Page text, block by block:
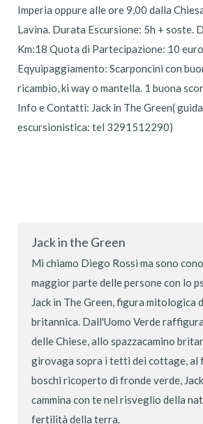
Imperia oppure alle ore 9,00 dalla
Lavina. Durata Escursione: 5h + soste.
Km:18 Quota di Partecipazione: 10
Eqyuipaggiamento: Scarponcini con
ricambio, ki way o mantella. 1 buona
Info e Contatti: Jack in The Green(
escursionistica: tel 3291512290)
Jack in the Green
Mi chiamo Diego Rossi ma sono
maggior parte delle persone con lo
Jack in The Green, figura mitologica
britannica. Dall'Uomo Verde
delle Chiese, allo spazzacamino
girovaga sopra i tetti dei cottage, al
boschi ricoperto di fronde verde,
cammina con te nel risveglio della
fertilità della terra.